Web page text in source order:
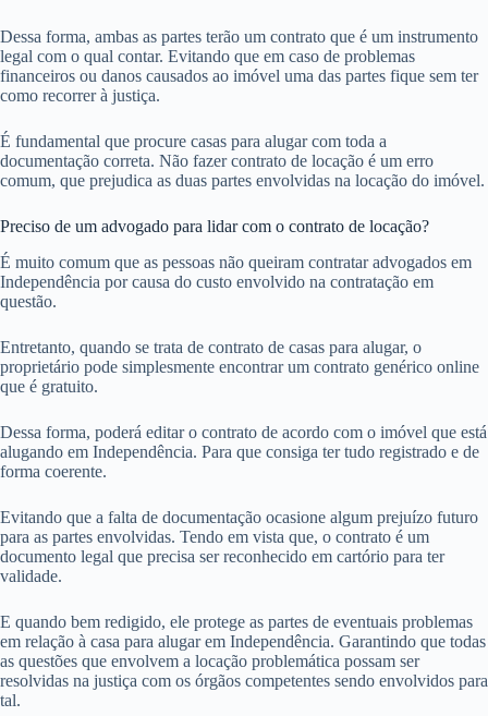
Dessa forma, ambas as partes terão um contrato que é um instrumento
legal com o qual contar. Evitando que em caso de problemas
financeiros ou danos causados ao imóvel uma das partes fique sem ter
como recorrer à justiça.
É fundamental que procure casas para alugar com toda a
documentação correta. Não fazer contrato de locação é um erro
comum, que prejudica as duas partes envolvidas na locação do imóvel.
Preciso de um advogado para lidar com o contrato de locação?
É muito comum que as pessoas não queiram contratar advogados em
Independência por causa do custo envolvido na contratação em
questão.
Entretanto, quando se trata de contrato de casas para alugar, o
proprietário pode simplesmente encontrar um contrato genérico online
que é gratuito.
Dessa forma, poderá editar o contrato de acordo com o imóvel que está
alugando em Independência. Para que consiga ter tudo registrado e de
forma coerente.
Evitando que a falta de documentação ocasione algum prejuízo futuro
para as partes envolvidas. Tendo em vista que, o contrato é um
documento legal que precisa ser reconhecido em cartório para ter
validade.
E quando bem redigido, ele protege as partes de eventuais problemas
em relação à casa para alugar em Independência. Garantindo que todas
as questões que envolvem a locação problemática possam ser
resolvidas na justiça com os órgãos competentes sendo envolvidos para
tal.